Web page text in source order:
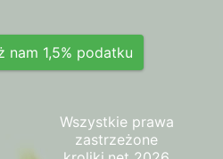
nam 1,5% podatku
Wszystkie prawa
zastrzeżone